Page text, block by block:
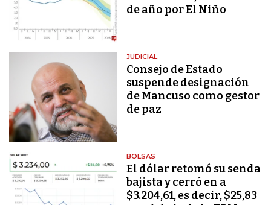
de año por El Niño
JUDICIAL
Consejo de Estado
suspende designación
de Mancuso como gestor
de paz
BOLSAS
El dólar retomó su senda
bajista y cerró en a
$3.204,61, es decir, $25,83